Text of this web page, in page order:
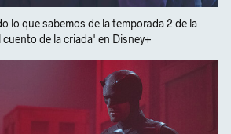
lo que sabemos de la temporada 2 de la
de la criada' en Disney+